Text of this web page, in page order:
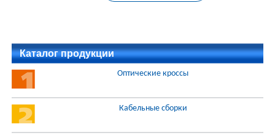
Каталог продукции
Оптические кроссы
Кабельные сборки